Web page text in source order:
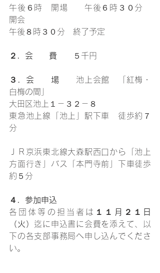
午後６時　開場　　午後６時３０分
開会
午後８時３０分　終了予定
２．会　　費 ５千円
３．会　　場 池上会館　「紅梅・
白梅の間」
大田区池上１－３２－８
東急池上線「池上」駅下車　徒歩約７
分
ＪＲ京浜東北線大森駅西口から「池上
方面行き」バス「本門寺前」下車徒歩
約５分
４．参加申込
各団体等の担当者は １１月２１日
（火） 迄に申込書に会費を添えて、以
下の各支部事務局へ申し込んでくださ
い。